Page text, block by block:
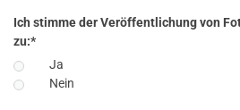
Ich stimme der Veröffentlichung von
zu:*
Ja
Nein